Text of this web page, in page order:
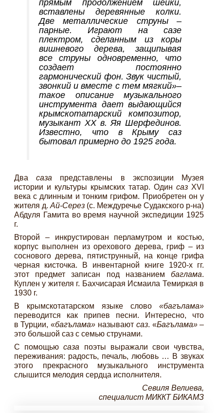
прямым продолжением шейки,
вставлены деревянные колки.
Две металлические струны –
парные. Играют на сазе
плектром, сделанным из коры
вишневого дерева, защипывая
все струны одновременно, что
создает постоянно
гармонический фон. Звук чистый,
звонкий и вместе с тем мягкий»–
такое описание музыкального
инструмента дает выдающийся
крымскотатарский композитор,
музыкант XX в. Яя Шерфединов.
Известно, что в Крыму саз
бытовал примерно до 1925 года.
Два саза представлены в экспозиции Музея
истории и культуры крымских татар. Одинсаз XVI
века с длинным и тонким грифом. Приобретен он у
жителя д. Ай-Серез(с. Междуречье Судакского р-на)
Абдуля Гамита во время научной экспедиции 1925
г.
Второй – инкрустирован перламутром и костью,
корпус выполнен из орехового дерева, гриф – из
соснового дерева, пятиструнный, на конце грифа
черная кисточка. В инвентарной книге 1920-х гг.
этот предмет записан под названиембаглама.
Куплен у жителя г. Бахчисарая Исмаила Темиркая в
1930 г.
В крымскотатарском языке слово«багълама»
переводится как припев песни. Интересно, что
в Турции, «багълама» называют саз. «Багълама»–
это большой саз с семью струнами.
С помощьюсаза поэты выражали свои чувства,
переживания: радость, печаль, любовь … В звуках
этого прекрасного музыкального инструмента
слышится мелодия сердца исполнителя.
Севиля Велиева,
специалист МИККТ БИКАМЗ